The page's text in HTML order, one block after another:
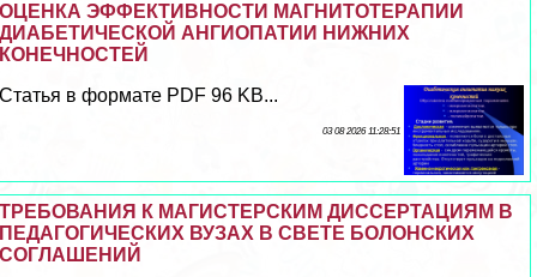
ОЦЕНКА ЭФФЕКТИВНОСТИ МАГНИТОТЕРАПИИ
ДИАБЕТИЧЕСКОЙ АНГИОПАТИИ НИЖНИХ
КОНЕЧНОСТЕЙ
Статья в формате PDF 96 KB...
03 08 2026 11:28:51
ТРЕБОВАНИЯ К МАГИСТЕРСКИМ ДИССЕРТАЦИЯМ В
ПЕДАГОГИЧЕСКИХ ВУЗАХ В СВЕТЕ БОЛОНСКИХ
СОГЛАШЕНИЙ